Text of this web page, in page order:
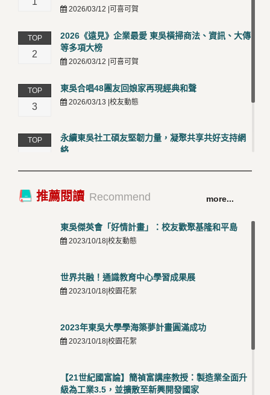
2026/03/12 |可喜可賀
TOP
2
2026《遠見》企業最愛 東吳橫掃商法、資訊、大傳
等多項大榜
2026/03/12 |可喜可賀
TOP
3
東吳合唱48團友回娘家再現經典和聲
2026/03/13 |校友動態
TOP
永續東吳社工碩友堅韌力量，凝聚共享共好支持網
絡
TOP
卓越永續校園 東吳大學連奪 ISO 14001、45001 及
50001三大國際驗證殊榮
推薦閱讀 Recommend more...
東吳傑英會「好情計畫」：校友歡聚基隆和平島
2023/10/18|校友動態
世界共融！通識教育中心學習成果展
2023/10/18|校園花絮
2023年東吳大學學海築夢計畫圓滿成功
2023/10/18|校園花絮
【21世紀國富論】簡禎富講座教授：製造業全面升
級為工業3.5，並擴散至新興開發國家